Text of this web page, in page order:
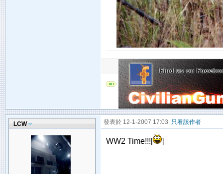
LCW 發表於 12-1-2007 17:03 只看該作者
WW2 Time!!![ ]